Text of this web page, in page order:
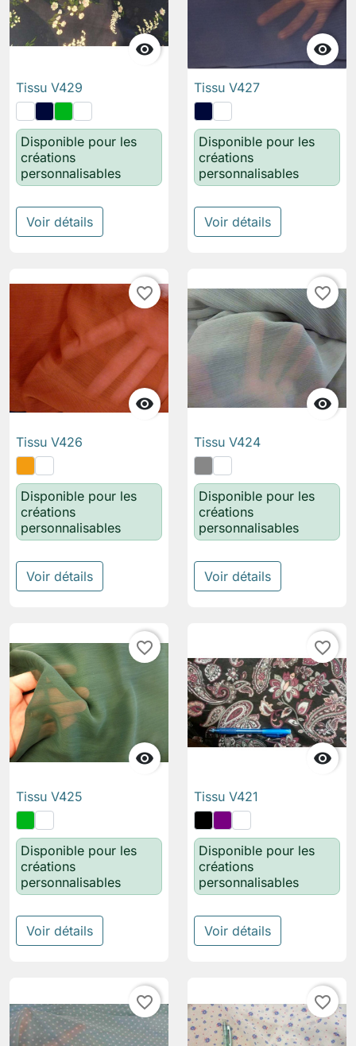

Tissu V429
Disponible pour les
créations
personnalisables
Voir détails

Tissu V427
Disponible pour les
créations
personnalisables
Voir détails

favorite_border
Tissu V426
Disponible pour les
créations
personnalisables
Voir détails

favorite_border
Tissu V424
Disponible pour les
créations
personnalisables
Voir détails

favorite_border
Tissu V425
Disponible pour les
créations
personnalisables
Voir détails

favorite_border
Tissu V421
Disponible pour les
créations
personnalisables
Voir détails
favorite_border favorite_border